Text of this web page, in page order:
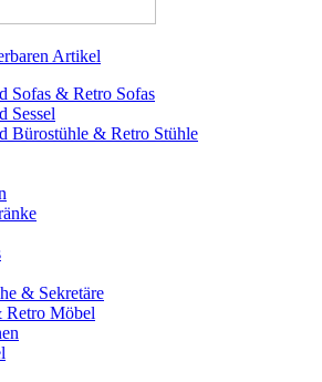
Artikel
Sofas & Retro Sofas
Sessel
Bürostühle & Retro Stühle
& Sekretäre
Retro Möbel